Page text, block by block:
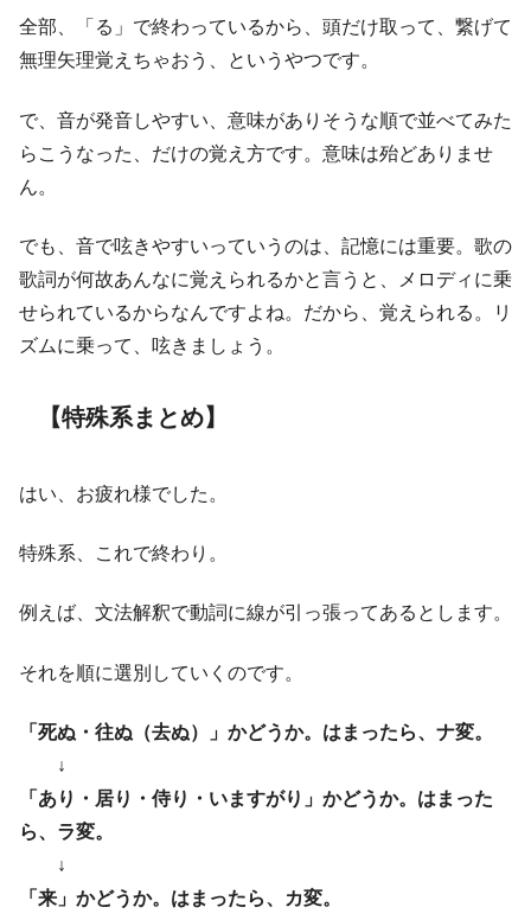
全部、「る」で終わっているから、頭だけ取って、繋げて
無理矢理覚えちゃおう、というやつです。
で、音が発音しやすい、意味がありそうな順で並べてみた
らこうなった、だけの覚え方です。意味は殆どありませ
ん。
でも、音で呟きやすいっていうのは、記憶には重要。歌の
歌詞が何故あんなに覚えられるかと言うと、メロディに乗
せられているからなんですよね。だから、覚えられる。リ
ズムに乗って、呟きましょう。
【特殊系まとめ】
はい、お疲れ様でした。
特殊系、これで終わり。
例えば、文法解釈で動詞に線が引っ張ってあるとします。
それを順に選別していくのです。
「死ぬ・往ぬ（去ぬ）」かどうか。はまったら、ナ変。
↓
「あり・居り・侍り・いますがり」かどうか。はまった
ら、ラ変。
↓
「来」かどうか。はまったら、カ変。